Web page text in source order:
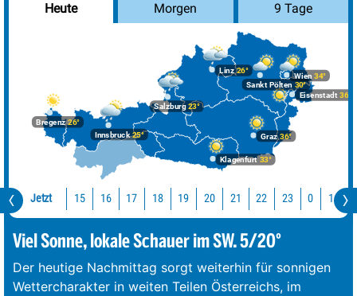
Heute Morgen 9 Tage
Bregenz26°
Graz36°
Innsbruck25°
Klagenfurt 33°
Linz26°
Salzburg23°
Wien 34°
Eisenstadt 36°
Sankt Pölten 30°
Jetzt 15 16 17 18 19 20 21 22 23 0 1
Viel Sonne, lokale Schauer im SW. 5/20°
Der heutige Nachmittag sorgt weiterhin für sonnigen
Wettercharakter in weiten Teilen Österreichs, im